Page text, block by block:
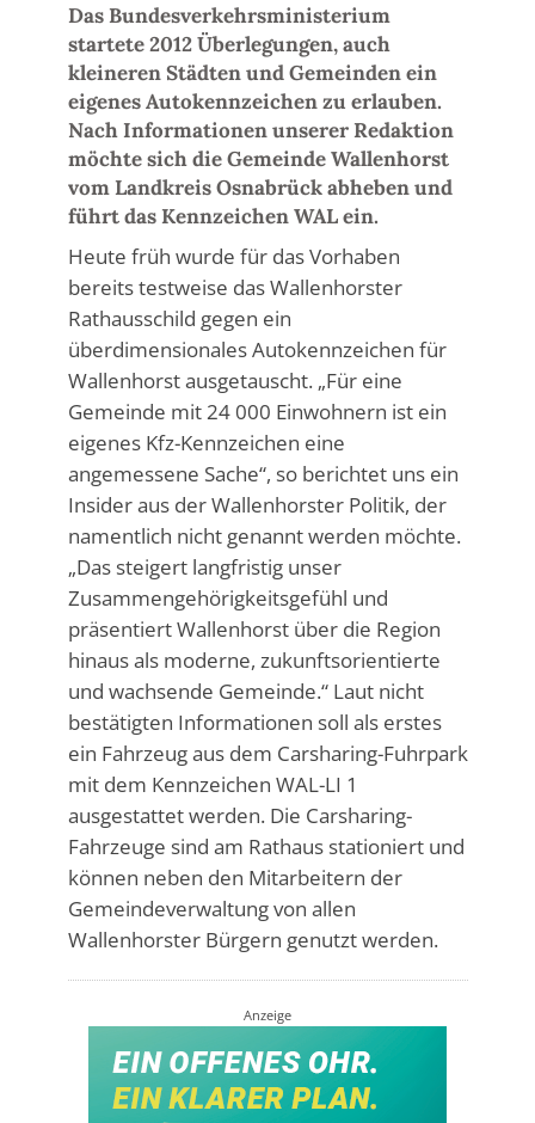
Das Bundesverkehrsministerium
startete 2012 Überlegungen, auch
kleineren Städten und Gemeinden ein
eigenes Autokennzeichen zu erlauben.
Nach Informationen unserer Redaktion
möchte sich die Gemeinde Wallenhorst
vom Landkreis Osnabrück abheben und
führt das Kennzeichen WAL ein.
Heute früh wurde für das Vorhaben
bereits testweise das Wallenhorster
Rathausschild gegen ein
überdimensionales Autokennzeichen für
Wallenhorst ausgetauscht. „Für eine
Gemeinde mit 24 000 Einwohnern ist ein
eigenes Kfz-Kennzeichen eine
angemessene Sache“, so berichtet uns ein
Insider aus der Wallenhorster Politik, der
namentlich nicht genannt werden möchte.
„Das steigert langfristig unser
Zusammengehörigkeitsgefühl und
präsentiert Wallenhorst über die Region
hinaus als moderne, zukunftsorientierte
und wachsende Gemeinde.“ Laut nicht
bestätigten Informationen soll als erstes
ein Fahrzeug aus dem Carsharing-Fuhrpark
mit dem Kennzeichen WAL-LI 1
ausgestattet werden. Die Carsharing-
Fahrzeuge sind am Rathaus stationiert und
können neben den Mitarbeitern der
Gemeindeverwaltung von allen
Wallenhorster Bürgern genutzt werden.
Anzeige